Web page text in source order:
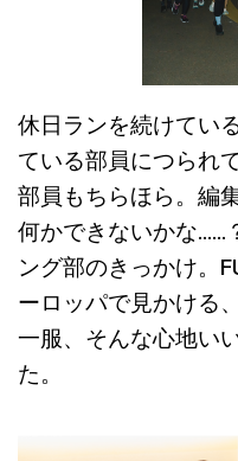
休日ランを続けてい
ている部員につられ
部員もちらほら。編
何かできないかな……
ング部のきっかけ。
ーロッパで見かける
一服、そんな心地い
た。